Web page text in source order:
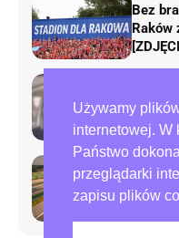
Używamy
internetowej. W
Państwo
przeglądarki
zapisu plików
Bez
Raków
48-
Rusza